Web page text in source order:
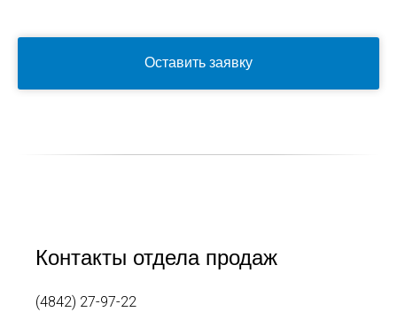
Оставить заявку
Контакты отдела продаж
(4842) 27-97-22